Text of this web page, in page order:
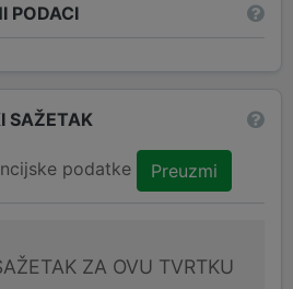
PODACI
SAŽETAK
podatke Preuzmi
ZA OVU TVRTKU